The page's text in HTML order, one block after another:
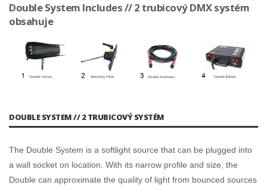
Double System Includes // 2 trubicový DMX systém
obsahuje
DOUBLE SYSTEM // 2 TRUBICOVÝ SYSTÉM
The Double System is a softlight source that can be plugged into
a wall socket on location. With its narrow profile and size, the
Double can approximate the quality of light from bounced sources